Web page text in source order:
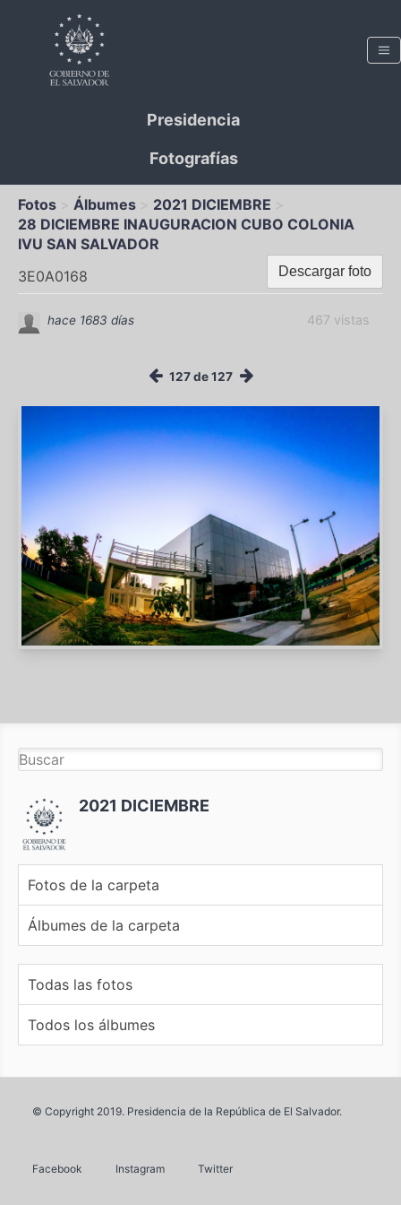
Presidencia
Fotografías
Fotos Álbumes
2021 DICIEMBRE
28 DICIEMBRE INAUGURACION CUBO COLONIA
IVU SAN SALVADOR
Descargar foto
3E0A0168
467 vistas
hace 1683 días
127 de 127
2021 DICIEMBRE
Fotos de la carpeta
Álbumes de la carpeta
Todas las fotos
Todos los álbumes
© Copyright 2019. Presidencia de la República de El Salvador.
Facebook Instagram Twitter